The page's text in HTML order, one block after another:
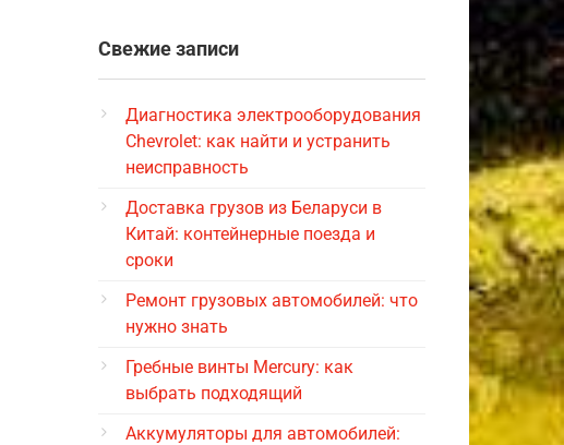
Свежие записи
Диагностика электрооборудования
Chevrolet: как найти и устранить
неисправность
Доставка грузов из Беларуси в
Китай: контейнерные поезда и
сроки
Ремонт грузовых автомобилей: что
нужно знать
Гребные винты Mercury: как
выбрать подходящий
Аккумуляторы для автомобилей: